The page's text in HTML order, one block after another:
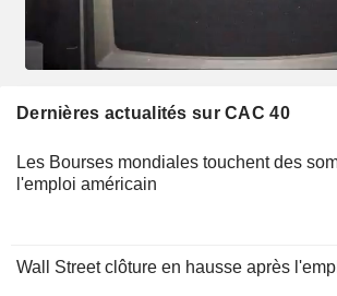
Dernières actualités sur CAC 40
Les Bourses mondiales touchent des
l'emploi américain
Wall Street clôture en hausse après